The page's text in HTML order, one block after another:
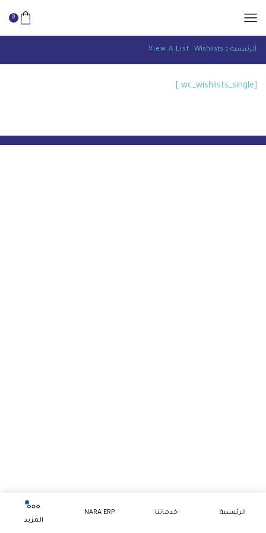
0
الرئيسية Wishlists
View A List
[wc_wishlists_single ]
الرئيسية خدماتنا
NARA ERP
المزيد